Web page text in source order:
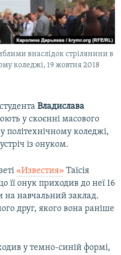
внаслідок стрілянини в
коледжі, 19 жовтня 2018
Владислава
у скоєнні масового
політехнічному коледжі,
із онуком.
«Известия» Таїсія
її онук приходив до неї 16
на навчальний заклад.
друг, якого вона раніше
у темно-синій формі,